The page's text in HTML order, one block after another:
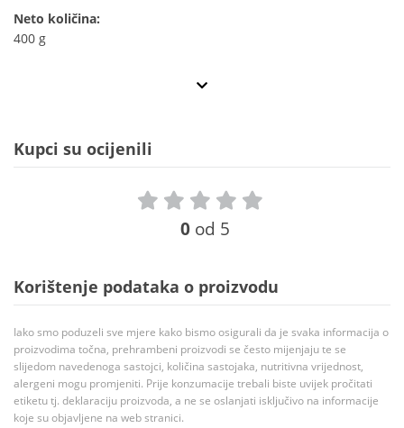
Neto količina:
400 g
Kupci su ocijenili
0 od 5
Korištenje podataka o proizvodu
Iako smo poduzeli sve mjere kako bismo osigurali da je svaka informacija o
proizvodima točna, prehrambeni proizvodi se često mijenjaju te se
slijedom navedenoga sastojci, količina sastojaka, nutritivna vrijednost,
alergeni mogu promjeniti. Prije konzumacije trebali biste uvijek pročitati
etiketu tj. deklaraciju proizvoda, a ne se oslanjati isključivo na informacije
koje su objavljene na web stranici.